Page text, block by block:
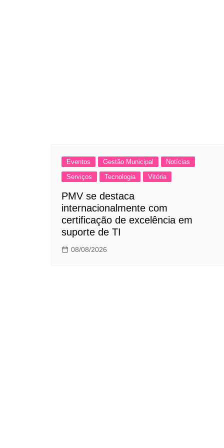
Eventos Gestão Municipal
Notícias
Serviços
Tecnologia Vitória
PMV se destaca
internacionalmente com
certificação de excelência em
suporte de TI
08/08/2026